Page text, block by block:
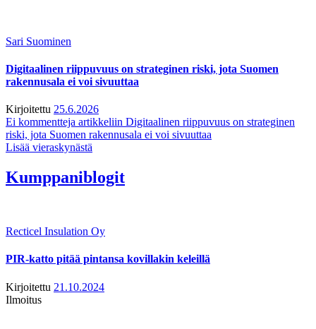
Sari Suominen
Digitaalinen riippuvuus on strateginen riski, jota Suomen
rakennusala ei voi sivuuttaa
Kirjoitettu 25.6.2026
Ei kommentteja artikkeliin Digitaalinen riippuvuus on strateginen
riski, jota Suomen rakennusala ei voi sivuuttaa
Lisää vieraskynästä
Kumppaniblogit
Recticel Insulation Oy
PIR-katto pitää pintansa kovillakin keleillä
Kirjoitettu 21.10.2024
Ilmoitus